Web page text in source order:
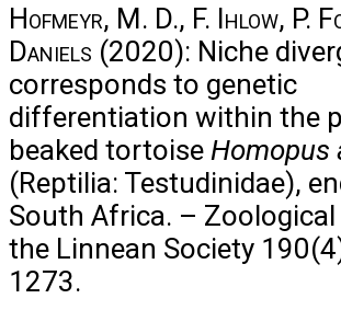
Hofmeyr, M. D., F. Ihlow, P.
Daniels (2020): Niche
corresponds to genetic
differentiation within the
beaked tortoise Homopus
(Reptilia: Testudinidae),
South Africa. –
the Linnean Society
1273.